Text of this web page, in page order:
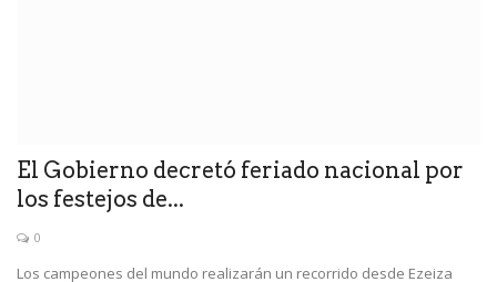
El Gobierno decretó feriado nacional por
los festejos de...
0
Los campeones del mundo realizarán un recorrido desde Ezeiza